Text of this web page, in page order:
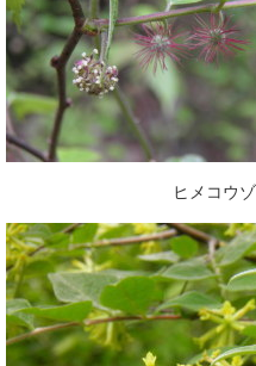
ヒメコウゾ